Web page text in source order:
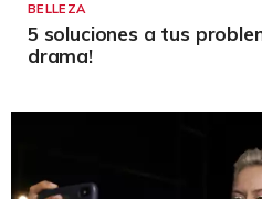
BELLEZA
5 soluciones a tus
drama!